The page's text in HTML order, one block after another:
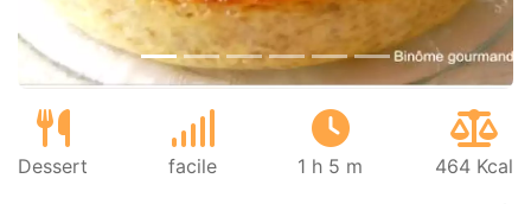
Dessert facile 1 h 5 m 464 Kcal